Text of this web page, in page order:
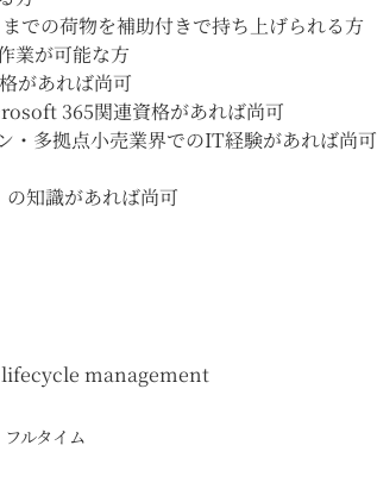
での荷物を補助付きで持ち上げられる方
業が可能な方
があれば尚可
365関連資格があれば尚可
・多拠点小売業界でのIT経験があれば尚可
の知識があれば尚可
management
フルタイム